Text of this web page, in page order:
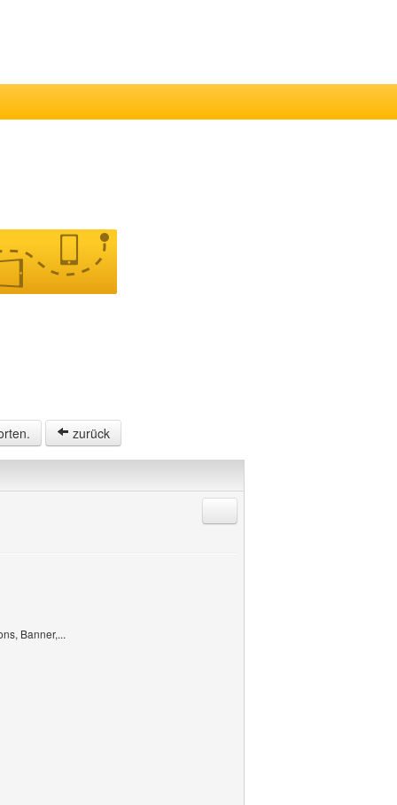
zurück
Banner,...